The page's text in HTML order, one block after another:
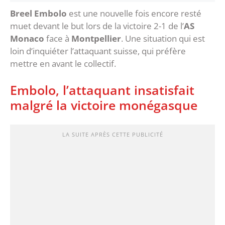
Breel Embolo est une nouvelle fois encore resté
muet devant le but lors de la victoire 2-1 de l’AS
Monaco face à Montpellier. Une situation qui est
loin d’inquiéter l’attaquant suisse, qui préfère
mettre en avant le collectif.
Embolo, l’attaquant insatisfait
malgré la victoire monégasque
LA SUITE APRÈS CETTE PUBLICITÉ